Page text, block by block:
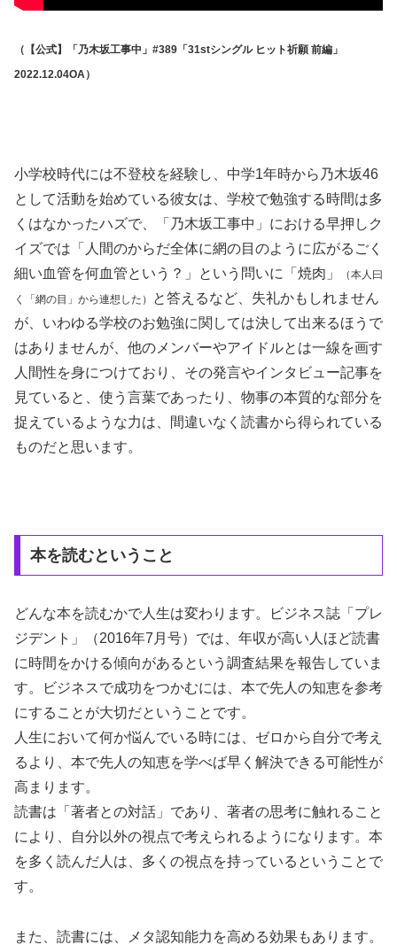
（【公式】「乃木坂工事中」#389「31stシングル ヒット祈願 前編」
2022.12.04OA）
小学校時代には不登校を経験し、中学1年時から乃木坂46
として活動を始めている彼女は、学校で勉強する時間は多
くはなかったハズで、「乃木坂工事中」における早押しク
イズでは「人間のからだ全体に網の目のように広がるごく
細い血管を何血管という？」という問いに「焼肉」
（本人曰
く「網の目」から連想した）
と答えるなど、失礼かもしれません
が、いわゆる学校のお勉強に関しては決して出来るほうで
はありませんが、他のメンバーやアイドルとは一線を画す
人間性を身につけており、その発言やインタビュー記事を
見ていると、使う言葉であったり、物事の本質的な部分を
捉えているような力は、間違いなく読書から得られている
ものだと思います。
本を読むということ
どんな本を読むかで人生は変わります。ビジネス誌「プレ
ジデント」（2016年7月号）では、年収が高い人ほど読書
に時間をかける傾向があるという調査結果を報告していま
す。ビジネスで成功をつかむには、本で先人の知恵を参考
にすることが大切だということです。
人生において何か悩んでいる時には、ゼロから自分で考え
るより、本で先人の知恵を学べば早く解決できる可能性が
高まります。
読書は「著者との対話」であり、著者の思考に触れること
により、自分以外の視点で考えられるようになります。本
を多く読んだ人は、多くの視点を持っているということで
す。
また、読書には、メタ認知能力を高める効果もあります。